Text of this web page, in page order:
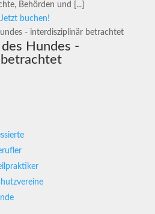
Behörden und [...]
Jetzt buchen!
Hundes -